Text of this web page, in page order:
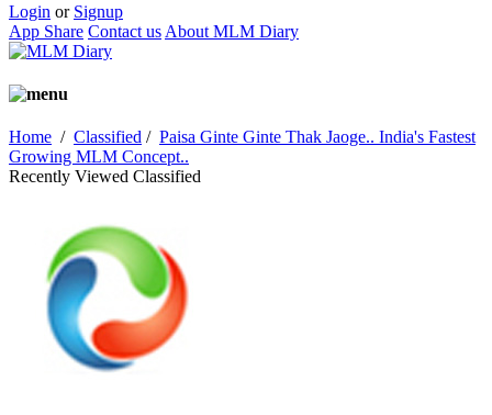
Login or Signup
App Share Contact us About MLM Diary
Home / Classified / Paisa Ginte Ginte Thak Jaoge.. India's Fastest
Growing MLM Concept..
Recently Viewed Classified